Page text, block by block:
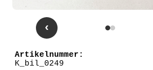
‹
Artikelnummer:
K_bil_0249